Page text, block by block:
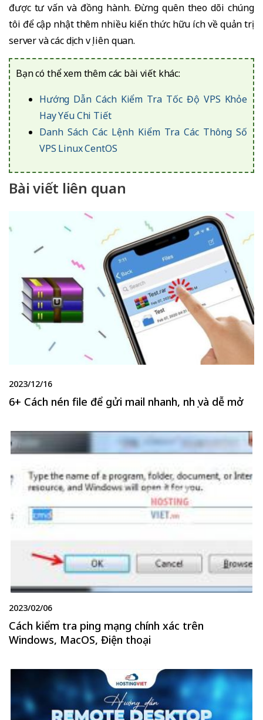
được tư vấn và đồng hành. Đừng quên theo dõi chúng
tôi để cập nhật thêm nhiều kiến thức hữu ích về quản trị
server và các dịch vụ liên quan.
Bạn có thể xem thêm các bài viết khác:
Hướng Dẫn Cách Kiểm Tra Tốc Độ VPS Khỏe
Hay Yếu Chi Tiết
Danh Sách Các Lệnh Kiểm Tra Các Thông Số
VPS Linux CentOS
Bài viết liên quan
2023/12/16
6+ Cách nén file để gửi mail nhanh, nhẹ và dễ mở
2023/02/06
Cách kiểm tra ping mạng chính xác trên
Windows, MacOS, Điện thoại